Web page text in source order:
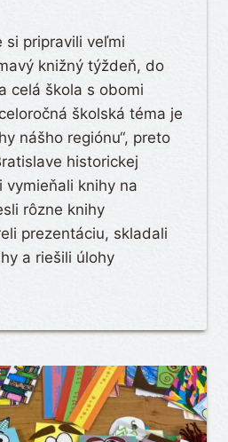
si pripravili veľmi
knižný týždeň, do
celá škola s obomi
školská téma je
nášho regiónu“, preto
historickej
vymieňali knihy na
rôzne knihy
prezentáciu, skladali
a riešili úlohy